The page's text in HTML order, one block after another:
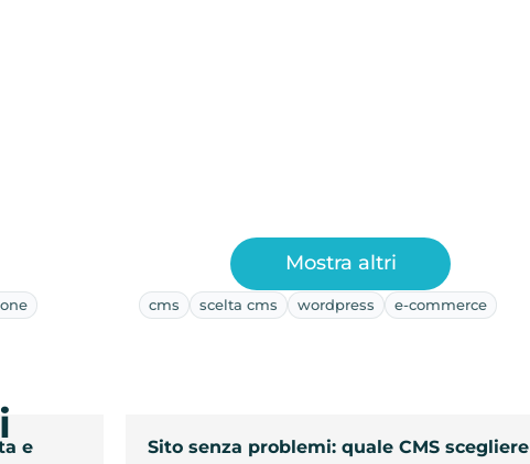
e
cms scelta cms wordpress e-commerce
Sito senza problemi: quale CMS scegliere
Mostra altri